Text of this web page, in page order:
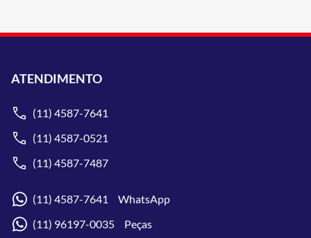
ATENDIMENTO
(11) 4587-7641
(11) 4587-0521
(11) 4587-7487
(11) 4587-7641 WhatsApp
(11) 96197-0035 Peças